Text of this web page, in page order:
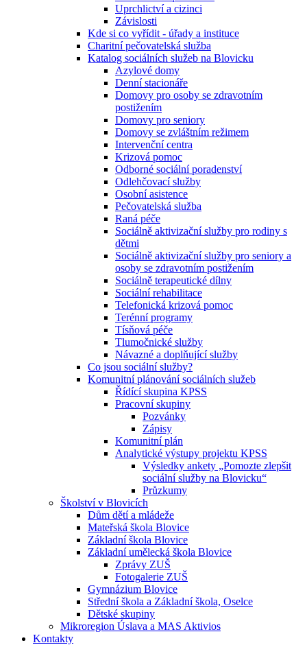
Uprchlictví a cizinci
Závislosti
Kde si co vyřídit - úřady a instituce
Charitní pečovatelská služba
Katalog sociálních služeb na Blovicku
Azylové domy
Denní stacionáře
Domovy pro osoby se zdravotním
postižením
Domovy pro seniory
Domovy se zvláštním režimem
Intervenční centra
Krizová pomoc
Odborné sociální poradenství
Odlehčovací služby
Osobní asistence
Pečovatelská služba
Raná péče
Sociálně aktivizační služby pro rodiny s
dětmi
Sociálně aktivizační služby pro seniory a
osoby se zdravotním postižením
Sociálně terapeutické dílny
Sociální rehabilitace
Telefonická krizová pomoc
Terénní programy
Tísňová péče
Tlumočnické služby
Návazné a doplňující služby
Co jsou sociální služby?
Komunitní plánování sociálních služeb
Řídící skupina KPSS
Pracovní skupiny
Pozvánky
Zápisy
Komunitní plán
Analytické výstupy projektu KPSS
Výsledky ankety „Pomozte zlepšit
sociální služby na Blovicku“
Průzkumy
Školství v Blovicích
Dům dětí a mládeže
Mateřská škola Blovice
Základní škola Blovice
Základní umělecká škola Blovice
Zprávy ZUŠ
Fotogalerie ZUŠ
Gymnázium Blovice
Střední škola a Základní škola, Oselce
Dětské skupiny
Mikroregion Úslava a MAS Aktivios
Kontakty